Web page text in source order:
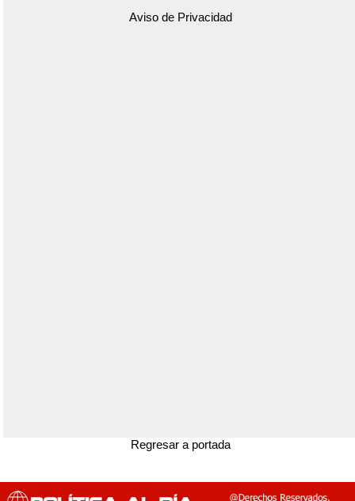
Aviso de Privacidad
Regresar a portada